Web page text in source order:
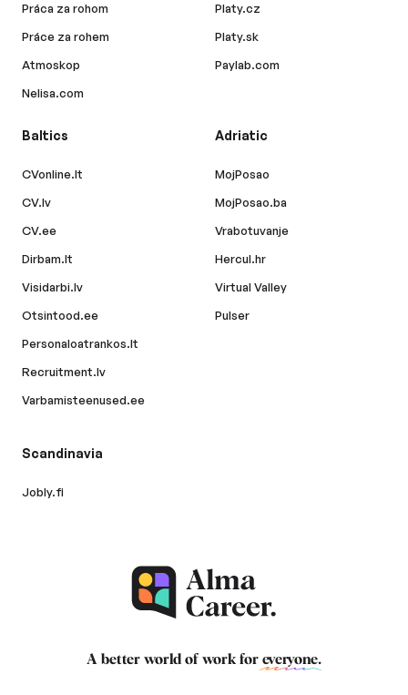
Práca za rohom
Práce za rohem
Atmoskop
Nelisa.com
Platy.cz
Platy.sk
Paylab.com
Baltics
CVonline.lt
CV.lv
CV.ee
Dirbam.lt
Visidarbi.lv
Otsintood.ee
Personaloatrankos.lt
Recruitment.lv
Varbamisteenused.ee
Adriatic
MojPosao
MojPosao.ba
Vrabotuvanje
Hercul.hr
Virtual Valley
Pulser
Scandinavia
Jobly.fi
A better world of work for everyone.